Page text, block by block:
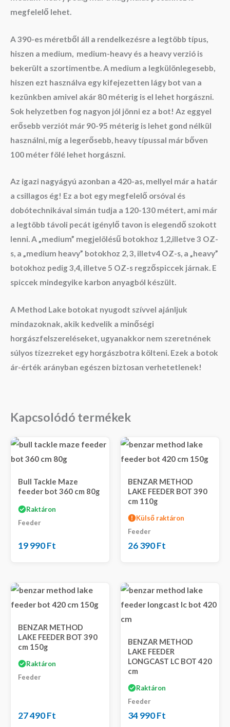
megfelelő lehet.
A 390-es méretből áll a rendelkezésre a legtöbb típus,
hiszen a medium, medium-heavy és a heavy verzió is
bekerült a szortimentbe. A medium a legkülönlegesebb,
hiszen ezt használva egy kifejezetten lágy bot van a
kezünkben amivel akár 80 méterig is el lehet horgászni.
Sok helyzetben fog nagyon jól jönni ez a bot! Az eggyel
erősebb verziót már 90-95 méterig is lehet gond nélkül
használni, míg a legerősebb, heavy típussal már bőven
100 méter fölé lehet horgászni.
Az igazi nagyágyú azonban a 420-as, mellyel már a határ
a csillagos ég! Ez a bot egy megfelelő orsóval és
dobótechnikával simán tudja a 120-130 métert, ami már
a legtöbb távoli pecát igénylő tavon is elegendő szokott
lenni. A „medium” megjelölésű botokhoz 1,2,illetve 3 OZ-
s, a „medium heavy” botokhoz 2, 3, illetv4 OZ-s, a „heavy”
botokhoz pedig 3,4, illetve 5 OZ-s regzőspiccek járnak. E
spiccek mindegyike karbon anyagból készült.
A Method Lake botokat nyugodt szívvel ajánljuk
mindazoknak, akik kedvelik a minőségi
horgászfelszereléseket, ugyanakkor nem szeretnének
súlyos tízezreket egy horgászbotra költeni. Ezek a botok
ár-érték arányban egészen biztosan verhetetlenek!
Kapcsolódó termékek
Bull Tackle Maze
feeder bot 360 cm 80g
Raktáron
Feeder
19 990Ft
BENZAR METHOD
LAKE FEEDER BOT 390
cm 110g
Külső raktáron
Feeder
26 390Ft
BENZAR METHOD
LAKE FEEDER BOT 390
cm 150g
Raktáron
Feeder
27 490Ft
BENZAR METHOD
LAKE FEEDER
LONGCAST LC BOT 420
cm
Raktáron
Feeder
34 990Ft